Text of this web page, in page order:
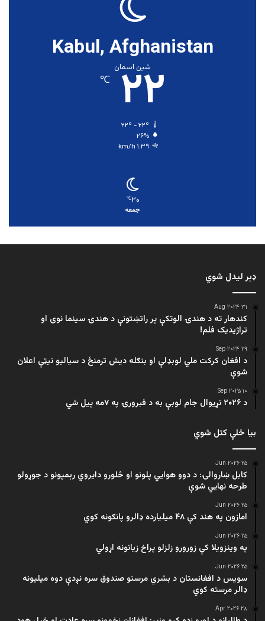
Kabul, Afghanistan
شین اسمان
۲۲ ℃
۲۶%
۱.۳۹ km/h
۲۰℃
جمعه
ډېر لیدل شوي
۳۱ Aug ۲۰۲۴
کندهار ته د هندۍ الوتکې پر راتښتونې د هندۍ سینما نوی او
تراژيديک فلم!
۲۹ Sep ۲۰۲۴
د افغان کرکت ملي لوبډلې او بنګله دیش ترمنځ د سیالیو نیټې اعلان
شوې
۱۰ Sep ۲۰۲۵
د ۲۰۲۶ نړیوال جام لوبې به د فبرورۍ په ۷مه پیل شي
بیا ځلې کتل شوي
۲۵ Jun ۲۰۲۶
کابل ښاروالۍ: د دوو هوايي پلونو او څلورو دایروي رېمپونو د جوړولو
طرحه نهایي شوې
۲۵ Jun ۲۰۲۶
امازون په هند کې ۴۸ میلیارده ډالرو پانګونه کوي
۲۵ Jun ۲۰۲۶
په وینزویلا کې زورورو زلزلو پراخ زیانونه اړولي
۲۵ Jun ۲۰۲۶
سویس د افغانستان د بشري مرستو صندوق سره نږدې دوه میلیونه
ډالر مرسته کوي
۲۸ Apr ۲۰۲۶